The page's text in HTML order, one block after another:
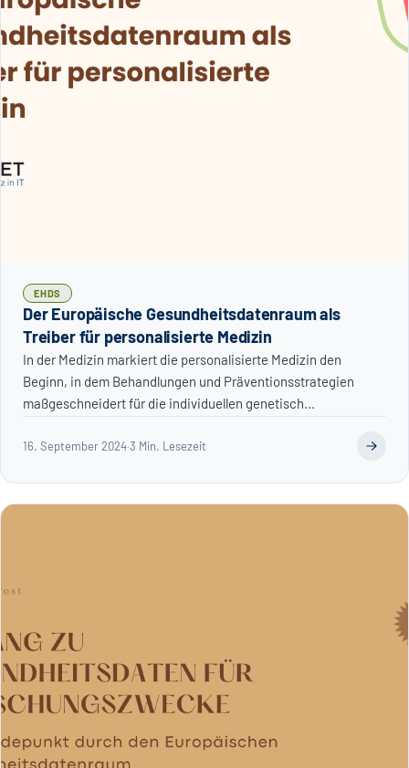
EHDS
Der Europäische Gesundheitsdatenraum als
Treiber für personalisierte Medizin
In der Medizin markiert die personalisierte Medizin den
Beginn, in dem Behandlungen und Präventionsstrategien
maßgeschneidert für die individuellen genetisch...
16. September 2024·3 Min. Lesezeit